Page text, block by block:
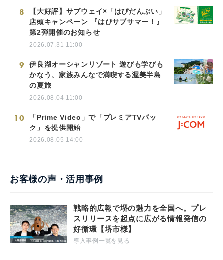
8
【大好評】サブウェイ×「はぴだんぶい」
店頭キャンペーン 『はぴサブサマー！』
第2弾開催のお知らせ
2026.07.31 11:00
9
伊良湖オーシャンリゾート 遊びも学びも
かなう、家族みんなで満喫する渥美半島
の夏旅
2026.08.04 11:00
10
「Prime Video」で「プレミアTVパッ
ク」を提供開始
2026.08.05 14:00
お客様の声・活用事例
戦略的広報で堺の魅力を全国へ。プレ
スリリースを起点に広がる情報発信の
好循環【堺市様】
導入事例一覧を見る